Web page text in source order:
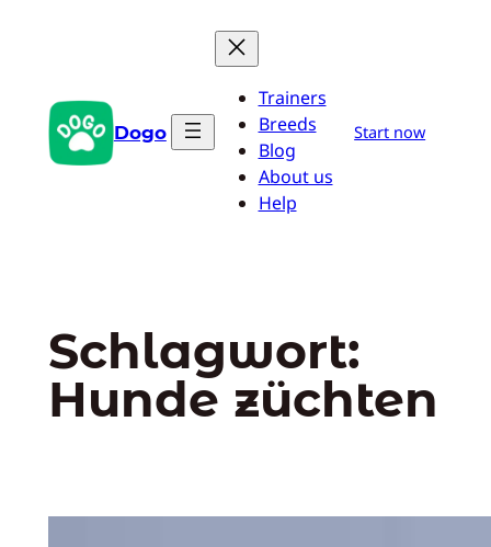
Dogo
Trainers
Breeds
Blog
About us
Help
Start now
Schlagwort:
Hunde züchten